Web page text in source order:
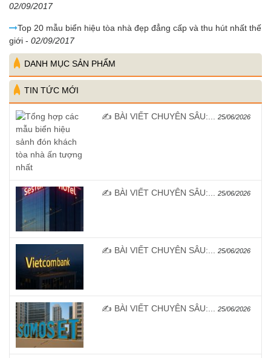
02/09/2017
Top 20 mẫu biển hiệu tòa nhà đẹp đẳng cấp và thu hút nhất thế
giới - 02/09/2017
DANH MỤC SẢN PHẨM
TIN TỨC MỚI
✍️ BÀI VIẾT CHUYÊN SÂU:... 25/06/2026
✍️ BÀI VIẾT CHUYÊN SÂU:... 25/06/2026
✍️ BÀI VIẾT CHUYÊN SÂU:... 25/06/2026
✍️ BÀI VIẾT CHUYÊN SÂU:... 25/06/2026